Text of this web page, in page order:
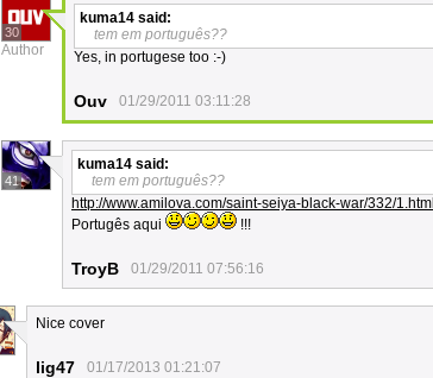
30
Author
kuma14 said:
tem em português??
Yes, in portugese too :-)
Ouv 01/29/2011 03:11:28
41
kuma14 said:
tem em português??
http://www.amilova.com/saint-seiya-black-war/332/1.html
Portugês aqui
!!!
TroyB 01/29/2011 07:56:16
Nice cover
lig47 01/17/2013 01:21:07